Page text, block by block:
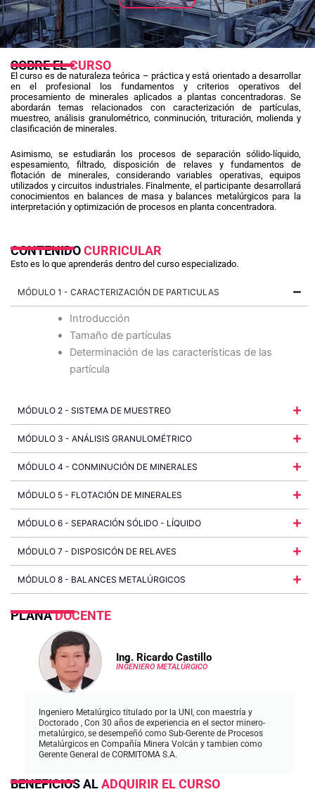
SOBRE ELCURSO
El curso es de naturaleza teórica – práctica y está orientado a desarrollar
en el profesional los fundamentos y criterios operativos del
procesamiento de minerales aplicados a plantas concentradoras. Se
abordarán temas relacionados con caracterización de partículas,
muestreo, análisis granulométrico, conminución, trituración, molienda y
clasificación de minerales.
Asimismo, se estudiarán los procesos de separación sólido-líquido,
espesamiento, filtrado, disposición de relaves y fundamentos de
flotación de minerales, considerando variables operativas, equipos
utilizados y circuitos industriales. Finalmente, el participante desarrollará
conocimientos en balances de masa y balances metalúrgicos para la
interpretación y optimización de procesos en planta concentradora.
CONTENIDOCURRICULAR
Esto es lo que aprenderás dentro del curso especializado.
MÓDULO 1 - CARACTERIZACIÓN DE PARTICULAS
Introducción
Tamaño de partículas
Determinación de las características de las
partícula
MÓDULO 2 - SISTEMA DE MUESTREO
MÓDULO 3 - ANÁLISIS GRANULOMÉTRICO
MÓDULO 4 - CONMINUCIÓN DE MINERALES
MÓDULO 5 - FLOTACIÓN DE MINERALES
MÓDULO 6 - SEPARACIÓN SÓLIDO - LÍQUIDO
MÓDULO 7 - DISPOSICÓN DE RELAVES
MÓDULO 8 - BALANCES METALÚRGICOS
PLANADOCENTE
Ingeniero Metalúrgico titulado por la UNI, con maestría y
Doctorado , Con 30 años de experiencia en el sector minero-
metalúrgico, se desempeñó como Sub-Gerente de Procesos
Metalúrgicos en Compañía Minera Volcán y tambien como
Gerente General de CORMITOMA S.A.
Ing. Ricardo Castillo
INGENIERO METALÚRGICO
BENEFICIOS ALADQUIRIR EL CURSO